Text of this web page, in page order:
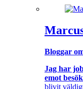
Bloggar
Jag har
emot
blivit